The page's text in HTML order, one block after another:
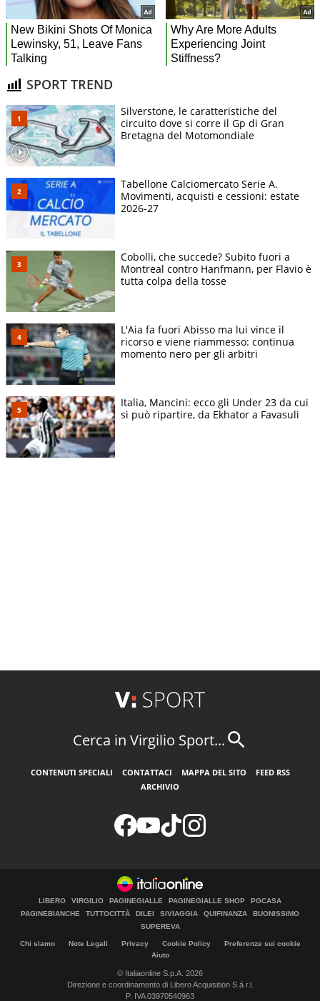
SPORT TREND
Silverstone, le caratteristiche del
circuito dove si corre il Gp di Gran
Bretagna del Motomondiale
Tabellone Calciomercato Serie A.
Movimenti, acquisti e cessioni: estate
2026-27
Cobolli, che succede? Subito fuori a
Montreal contro Hanfmann, per Flavio è
tutta colpa della tosse
L'Aia fa fuori Abisso ma lui vince il
ricorso e viene riammesso: continua
momento nero per gli arbitri
Italia, Mancini: ecco gli Under 23 da cui
si può ripartire, da Ekhator a Favasuli
Cerca in Virgilio Sport...
CONTENUTI SPECIALI CONTATTACI MAPPA DEL SITO
FEED RSS
ARCHIVIO
LIBERO VIRGILIO PAGINEGIALLE PAGINEGIALLE SHOP
PGCASA
PAGINEBIANCHE
TUTTOCITTÀ DILEI SIVIAGGIA QUIFINANZA
BUONISSIMO
SUPEREVA
Chi siamo Note Legali Privacy Cookie Policy
Preferenze sui cookie
Aiuto
© Italiaonline S.p.A. 2026
Direzione e coordinamento di Libero Acquisition S.á r.l.
P. IVA 03970540963